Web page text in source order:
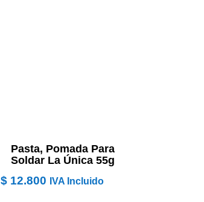
Pasta, Pomada Para
Soldar La Única 55g
$12.800 IVA Incluido